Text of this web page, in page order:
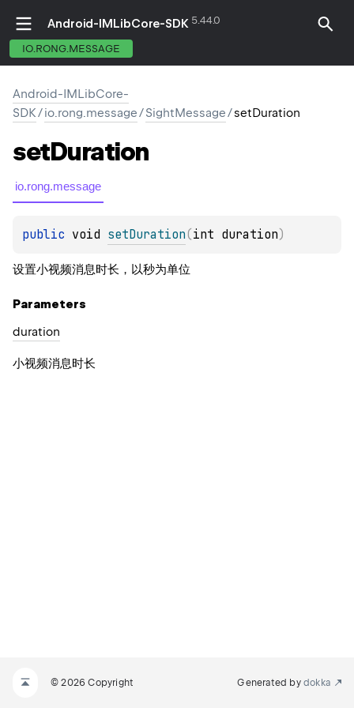
Android-IMLibCore-SDK 5.44.0
IO.RONG.MESSAGE
Android-IMLibCore-
SDK/io.rong.message/SightMessage/setDuration
setDuration
io.rong.message
public void setDuration(int duration)
设置小视频消息时长，以秒为单位
Parameters
duration
小视频消息时长
© 2026 Copyright Generated by dokka